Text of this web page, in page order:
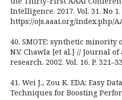
Intelligence. 2017. Vol. 31. No
https://ojs.aaai.org/index.php/
40. SMOTE: synthetic
N.V. Chawla [et al.] // Journal
research. 2002. Vol. 16. P.
41. Wei J., Zou K. EDA: Easy
Techniques for Boosting